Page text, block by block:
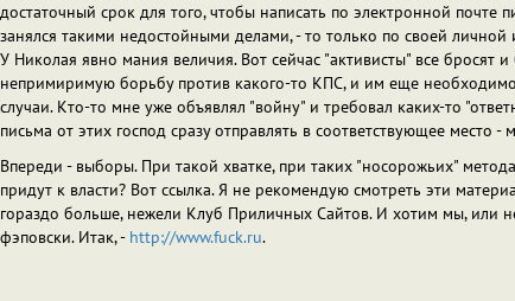
достаточный срок для того, чтобы написать по электронной
занялся такими недостойными делами, - то только по своей
У Николая явно мания величия. Вот сейчас "активисты" все
непримиримую борьбу против какого-то КПС, и им еще
случаи. Кто-то мне уже объявлял "войну" и требовал каких-то
письма от этих господ сразу отправлять в соответствующее
Впереди - выборы. При такой хватке, при таких "носорожьих"
придут к власти? Вот ссылка. Я не рекомендую смотреть эти
гораздо больше, нежели Клуб Приличных Сайтов. И хотим мы, или
фэповски. Итак, - http://www.fuck.ru.